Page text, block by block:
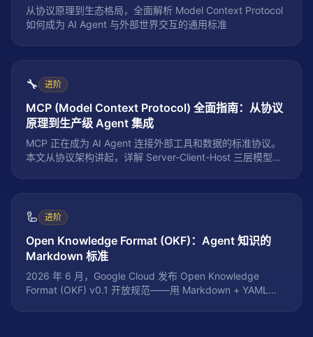
从协议原理到生态格局，全面解析 Model Context Protocol
如何成为 AI Agent 与外部世界交互的通用标准
🔧 进阶
MCP (Model Context Protocol) 全面指南：从协议
原理到生产级 Agent 集成
MCP 正在成为 AI Agent 连接外部工具和数据的标准协议。
本文从协议架构讲起，详解 Server-Client-Host 三层模型、
更新：新增 MCP 2.1 新特性（能力协商、流式执行、安全沙
箱）及与 A2A/AGUI 协议栈的关系。
🦾 进阶
Open Knowledge Format (OKF)：Agent 知识的
Markdown 标准
2026 年 6 月，Google Cloud 发布 Open Knowledge
Format (OKF) v0.1 开放规范——用 Markdown + YAML